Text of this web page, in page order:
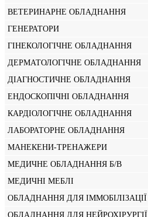
ВЕТЕРИНАРНЕ ОБЛАДНАННЯ
ГЕНЕРАТОРИ
ГІНЕКОЛОГІЧНЕ ОБЛАДНАННЯ
ДЕРМАТОЛОГІЧНЕ ОБЛАДНАННЯ
ДІАГНОСТИЧНЕ ОБЛАДНАННЯ
ЕНДОСКОПІЧНІ ОБЛАДНАННЯ
КАРДІОЛОГІЧНЕ ОБЛАДНАННЯ
ЛАБОРАТОРНЕ ОБЛАДНАННЯ
МАНЕКЕНИ-ТРЕНАЖЕРИ
МЕДИЧНЕ ОБЛАДНАННЯ Б/В
МЕДИЧНІ МЕБЛІ
ОБЛАДНАННЯ ДЛЯ ІММОБІЛІЗАЦІЇ
ОБЛАДНАННЯ ДЛЯ НЕЙРОХІРУРГІЇ